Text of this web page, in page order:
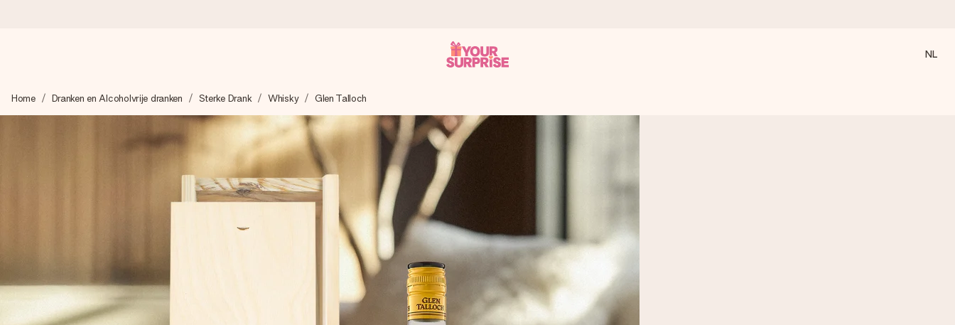
We maken jouw cadeau met zorg en zorgen dat het razendsnel onderweg is - zodat jij kunt geven op precies het juiste moment, wanneer het het meeste betekent.
4,8 (gebaseerd op +8.000 reviews)
Onze cadeaus worden gewaardeerd. Klanten beoordelen ons met een 4,7 op Google Reviews
Je maakt in een paar stappen iets unieks – met haar naam, jullie foto of een boodschap die raakt. Zonder gedoe, maar met alle aandacht voor het moment.
NL
Home Dranken en Alcoholvrije dranken Sterke Drank Whisky Glen Talloch